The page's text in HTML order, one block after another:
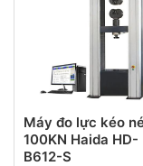
Máy đo lực kéo
100KN Haida HD-
B612-S